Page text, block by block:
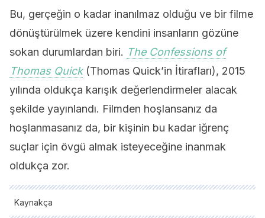
Bu, gerçeğin o kadar inanılmaz olduğu ve bir filme
dönüştürülmek üzere kendini insanların gözüne
sokan durumlardan biri. The Confessions of
Thomas Quick(Thomas Quick’in İtirafları), 2015
yılında oldukça karışık değerlendirmeler alacak
şekilde yayınlandı. Filmden hoşlansanız da
hoşlanmasanız da, bir kişinin bu kadar iğrenç
suçlar için övgü almak isteyeceğine inanmak
oldukça zor.
Kaynakça